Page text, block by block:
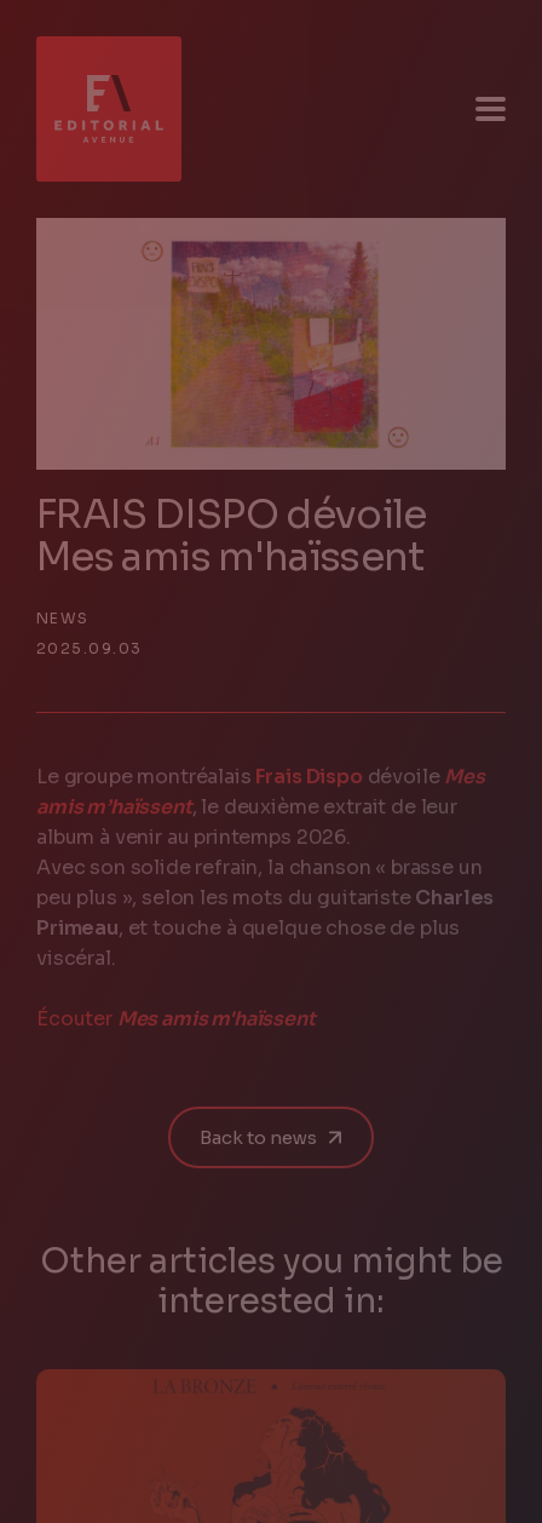
FR Contact us
FRAIS DISPO dévoile
Mes amis m'haïssent
NEWS
2025.09.03
Le groupe montréalais Frais Dispo dévoileMes
amis m’haïssent, le deuxième extrait de leur
album à venir au printemps 2026.
Avec son solide refrain, la chanson « brasse un
peu plus », selon les mots du guitaristeCharles
Primeau, et touche à quelque chose de plus
viscéral.
Écouter Mes amis m'haïssent
Back to news
Other articles you might be
interested in: